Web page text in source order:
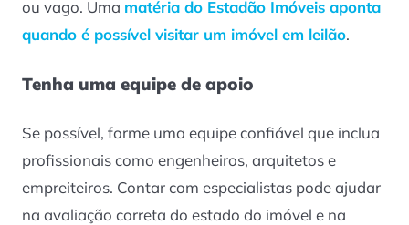
ou vago. Uma matéria do Estadão Imóveis aponta
quando é possível visitar um imóvel em leilão.
Tenha uma equipe de apoio
Se possível, forme uma equipe confiável que inclua
profissionais como engenheiros, arquitetos e
empreiteiros. Contar com especialistas pode ajudar
na avaliação correta do estado do imóvel e na